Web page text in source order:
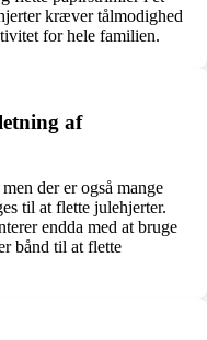
kræver tålmodighed
for hele familien.
af
der er også mange
til at flette julehjerter.
endda med at bruge
bånd til at flette